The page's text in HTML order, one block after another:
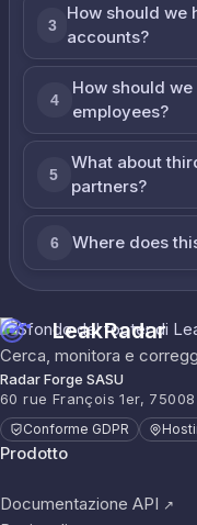
3
How should we
accounts?
4
How should
employees?
5
What about
partners?
6 Where does
LeakRadar
Cerca, monitora e
Radar Forge SASU
60 rue François 1er,
Conforme GDPR
Prodotto
Documentazione API ↗